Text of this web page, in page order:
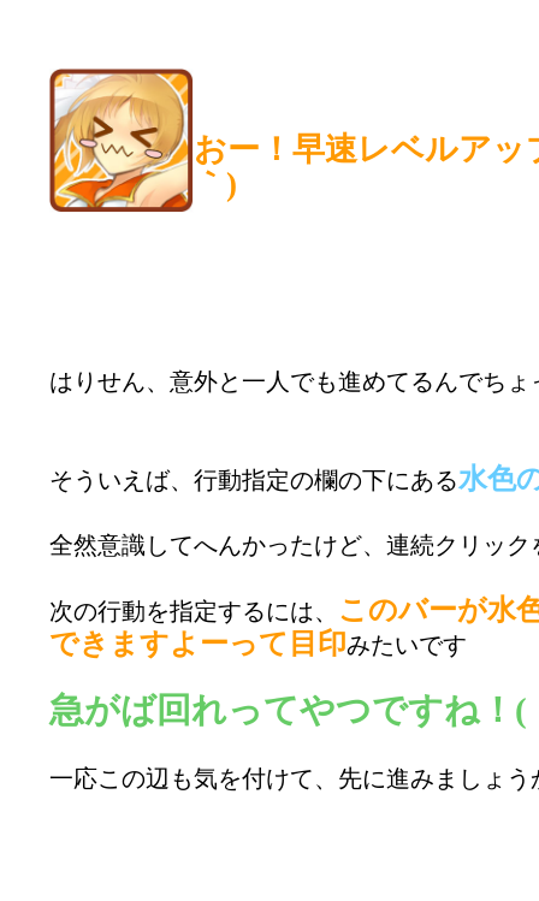
おー！早速レベルア
｀)
はりせん、意外と一人でも進めてるんでち
そういえば、行動指定の欄の下にある水色
全然意識してへんかったけど、連続クリッ
次の行動を指定するには、 このバーが水
できますよーって目印みたいです
急がば回れってやつですね！(
一応この辺も気を付けて、先に進みましょ